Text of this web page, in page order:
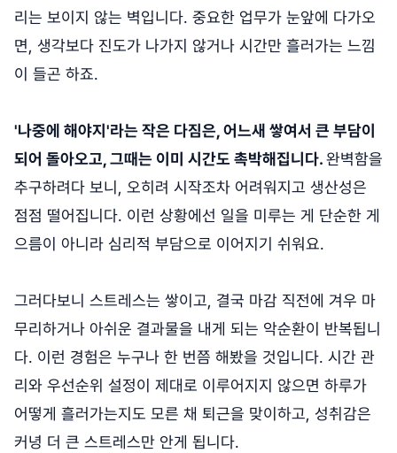
리는 보이지 않는 벽입니다. 중요한 업무가 눈앞에 다가오
면, 생각보다 진도가 나가지 않거나 시간만 흘러가는 느낌
이 들곤 하죠.
'나중에 해야지'라는 작은 다짐은, 어느새 쌓여서 큰 부담이
되어 돌아오고, 그때는 이미 시간도 촉박해집니다.완벽함을
추구하려다 보니, 오히려 시작조차 어려워지고 생산성은
점점 떨어집니다. 이런 상황에선 일을 미루는 게 단순한 게
으름이 아니라 심리적 부담으로 이어지기 쉬워요.
그러다보니 스트레스는 쌓이고, 결국 마감 직전에 겨우 마
무리하거나 아쉬운 결과물을 내게 되는 악순환이 반복됩니
다. 이런 경험은 누구나 한 번쯤 해봤을 것입니다. 시간 관
리와 우선순위 설정이 제대로 이루어지지 않으면 하루가
어떻게 흘러가는지도 모른 채 퇴근을 맞이하고, 성취감은
커녕 더 큰 스트레스만 안게 됩니다.